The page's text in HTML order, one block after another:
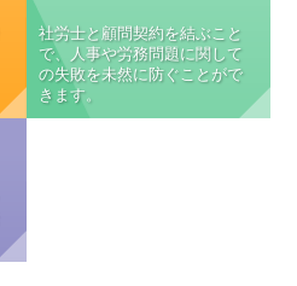
社労士と顧問契約を結ぶこと
で、人事や労務問題に関して
の失敗を未然に防ぐことがで
きます。